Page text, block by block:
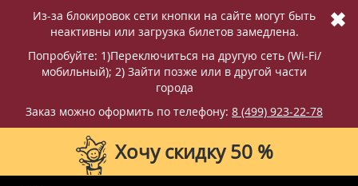
Из-за блокировок сети кнопки на сайте могут быть
неактивны или загрузка билетов замедлена.
Попробуйте: 1)Переключиться на другую сеть (Wi-Fi/
мобильный); 2) Зайти позже или в другой части
города
Заказ можно оформить по телефону: 8 (499) 923-22-78
✖
Хочу скидку 50 %